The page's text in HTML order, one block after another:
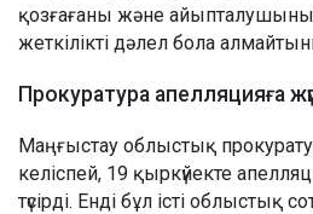
қозғағаны және
жеткілікті дәлел бола
Прокуратура апелляцияға
Маңғыстау облыстық
келіспей, 19 қыркүйекте
түсірді. Енді бұл істі облыстық